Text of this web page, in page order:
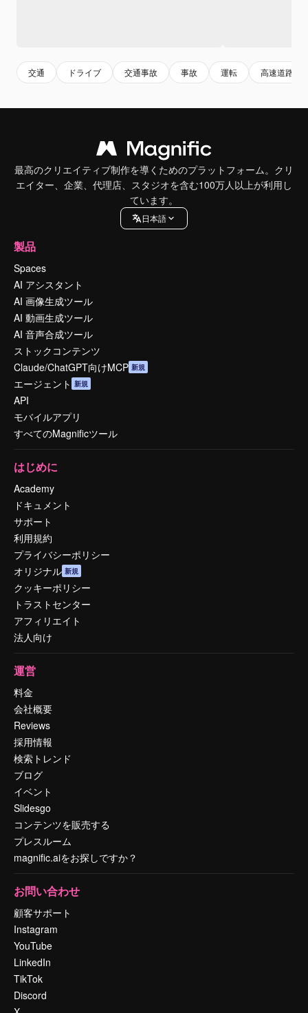
交通 ドライブ 交通事故 事故 運転 高速道路
最高のクリエイティブ制作を導くためのプラットフォーム。クリ
エイター、企業、代理店、スタジオを含む100万人以上が利用し
ています。
日本語
製品
Spaces
AI アシスタント
AI 画像生成ツール
AI 動画生成ツール
AI 音声合成ツール
ストックコンテンツ
Claude/ChatGPT向けMCP 新規
エージェント 新規
API
モバイルアプリ
すべてのMagnificツール
はじめに
Academy
ドキュメント
サポート
利用規約
プライバシーポリシー
オリジナル 新規
クッキーポリシー
トラストセンター
アフィリエイト
法人向け
運営
料金
会社概要
Reviews
採用情報
検索トレンド
ブログ
イベント
Slidesgo
コンテンツを販売する
プレスルーム
magnific.aiをお探しですか？
お問い合わせ
顧客サポート
Instagram
YouTube
LinkedIn
TikTok
Discord